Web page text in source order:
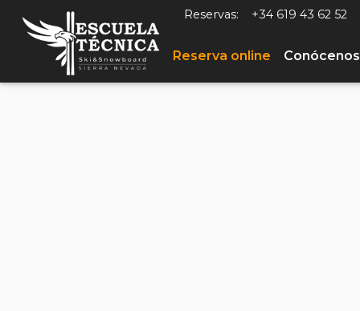
Reservas: +34 619 43 62 52
Reserva online Conócenos